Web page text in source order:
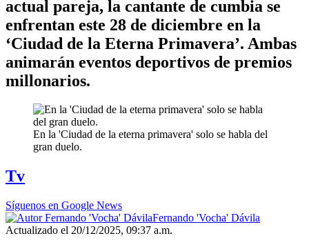
actual pareja, la cantante de cumbia se
enfrentan este 28 de diciembre en la
‘Ciudad de la Eterna Primavera’. Ambas
animarán eventos deportivos de premios
millonarios.
En la 'Ciudad de la eterna primavera' solo se habla del
gran duelo.
Tv
Síguenos en Google News
Fernando 'Vocha' Dávila
Actualizado el 20/12/2025, 09:37 a.m.